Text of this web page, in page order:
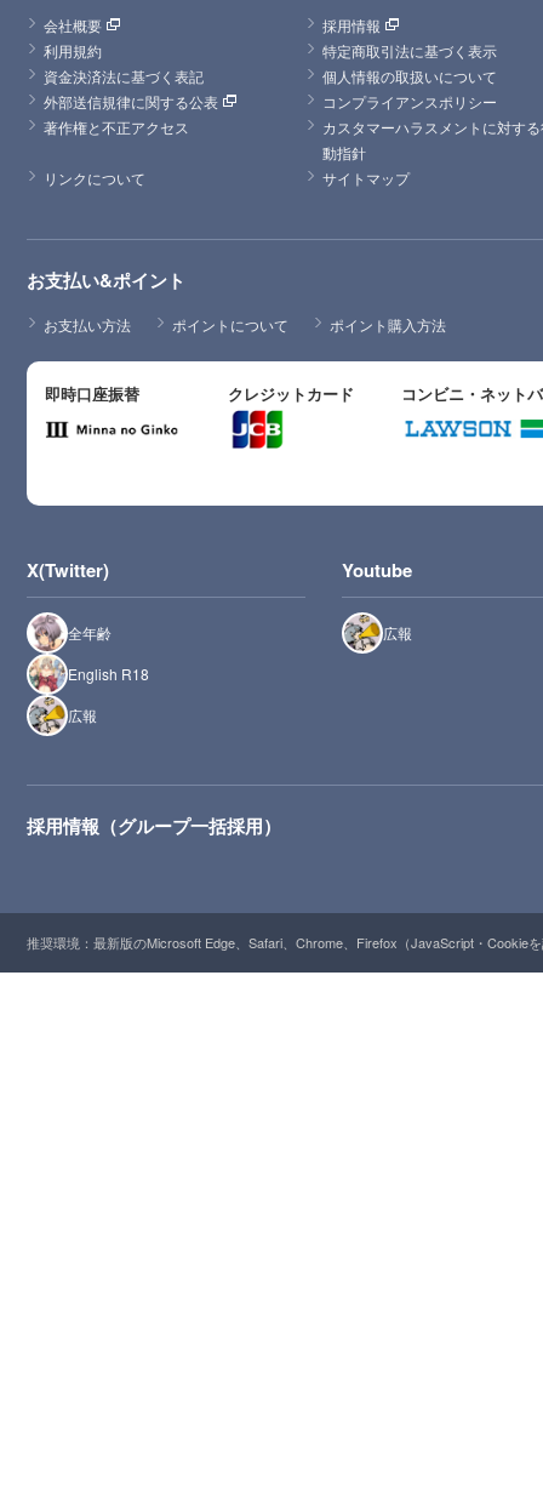
会社概要
採用情報
利用規約
特定商取引法に基づく表示
資金決済法に基づく表記
個人情報の取扱いについて
外部送信規律に関する公表
コンプライアンスポリシー
著作権と不正アクセス
カスタマーハラスメントに対す
動指針
リンクについて
サイトマップ
お支払い&ポイント
お支払い方法 ポイントについて ポイント購入方法
即時口座振替 クレジットカード コンビニ・ネット
X(Twitter)
全年齢
English R18
広報
Youtube
広報
採用情報（グループ一括採用）
推奨環境：最新版のMicrosoft Edge、Safari、Chrome、Firefox（JavaScript・Cookie